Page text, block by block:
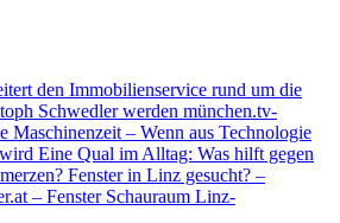
den Immobilienservice rund um die
Schwedler werden münchen.tv-
Maschinenzeit – Wenn aus Technologie
Eine Qual im Alltag: Was hilft gegen
Fenster in Linz gesucht? –
– Fenster Schauraum Linz-